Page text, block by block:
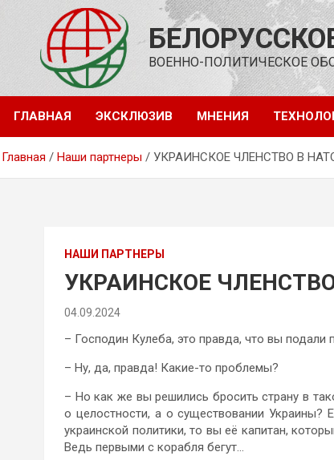
содержимому
ВОЕННО-ПОЛИТИЧЕСКОЕ
ГЛАВНАЯ ЭКСКЛЮЗИВ МНЕНИЯ
Главная Наши партнеры УКРАИНСКОЕ ЧЛЕНСТВО В
НАШИ ПАРТНЕРЫ
УКРАИНСКОЕ
04.09.2024
– Господин Кулеба, это правда, что вы подали
– Ну, да, правда! Какие-то проблемы?
– Но как же вы решились бросить страну в
о целостности, а о существовании Украины?
украинской политики, то вы её капитан,
Ведь первыми с корабля бегут…